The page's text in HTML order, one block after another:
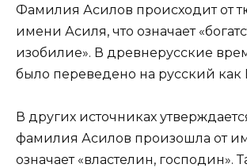
Фамилия Асилов происходит от
имени Асиля, что означает
изобилие». В древнерусские
было переведено на русский как
В других источниках
фамилия Асилов произошла от
означает «властелин, господин».